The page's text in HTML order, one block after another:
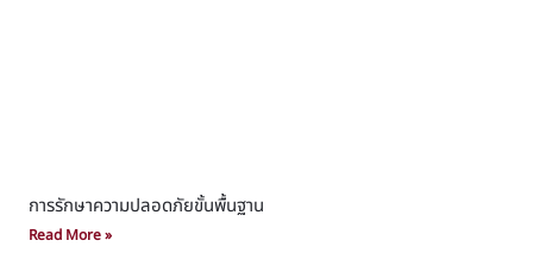
การรักษาความปลอดภัยขั้นพื้นฐาน
Read More »